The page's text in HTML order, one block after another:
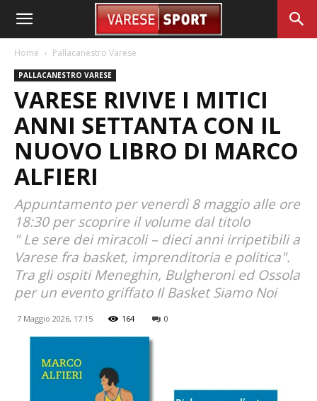
Home Pallacanestro Varese
PALLACANESTRO VARESE
VARESE RIVIVE I MITICI
ANNI SETTANTA CON IL
NUOVO LIBRO DI MARCO
ALFIERI
Appuntamento per venerdì 8 maggio alle ore
18:30 per scoprire il volume dal titolo
" Le sere dei miracoli – dieci anni irripetibili a
Varese fra basket, imprenditoria e politica".
Tra gli ospiti Meneghin, Bulgheroni ed Ossola
per un evento griffato Il Basket Siamo Noi
7 Maggio 2026, 17:15 164 0